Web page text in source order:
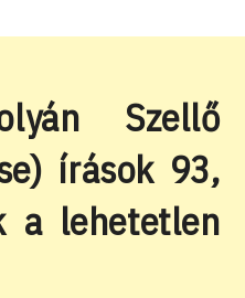
Szellő
írások 93,
a lehetetlen